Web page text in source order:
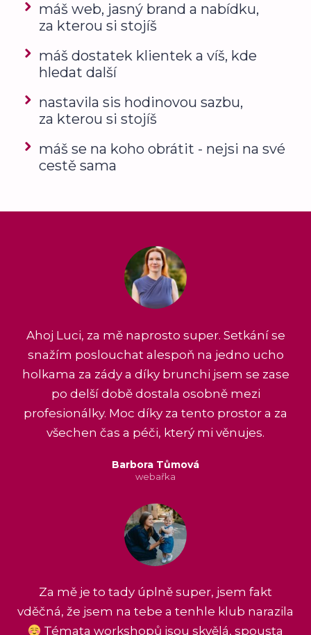
máš web, jasný brand a nabídku,
za kterou si stojíš
máš dostatek klientek a víš, kde
hledat další
nastavila sis hodinovou sazbu,
za kterou si stojíš
máš se na koho obrátit - nejsi na své
cestě sama
Ahoj Luci, za mě naprosto super. Setkání se
snažím poslouchat alespoň na jedno ucho
holkama za zády a díky brunchi jsem se zase
po delší době dostala osobně mezi
profesionálky. Moc díky za tento prostor a za
všechen čas a péči, který mi věnujes.
Barbora Tůmová
webařka
Za mě je to tady úplně super, jsem fakt
vděčná, že jsem na tebe a tenhle klub narazila
Témata workshopů jsou skvělá, spousta